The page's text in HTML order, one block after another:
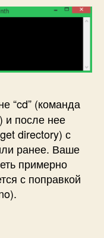
“cd” (команда
и после нее
directory) с
ранее. Ваше
примерно
с поправкой